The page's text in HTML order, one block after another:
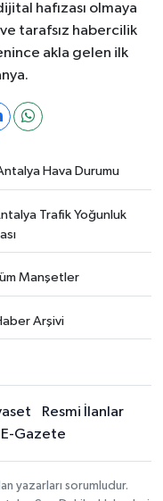
hafızası olmaya
tarafsız habercilik
akla gelen ilk
Hava Durumu
Trafik Yoğunluk
Manşetler
Arşivi
Resmi İlanlar
E-Gazete
yazarları sorumludur.